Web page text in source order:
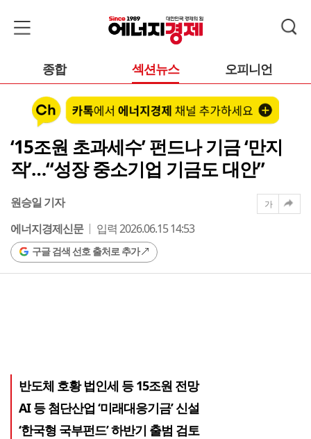
종합 섹션뉴스 오피니언
‘15조원 초과세수’ 펀드나 기금 ‘만지
작’…“성장 중소기업 기금도 대안”
원승일 기자
에너지경제신문
입력 2026.06.15 14:53
구글 검색 선호 출처로 추가
가
반도체 호황 법인세 등 15조원 전망
AI 등 첨단산업 ‘미래대응기금’ 신설
‘한국형 국부펀드’ 하반기 출범 검토